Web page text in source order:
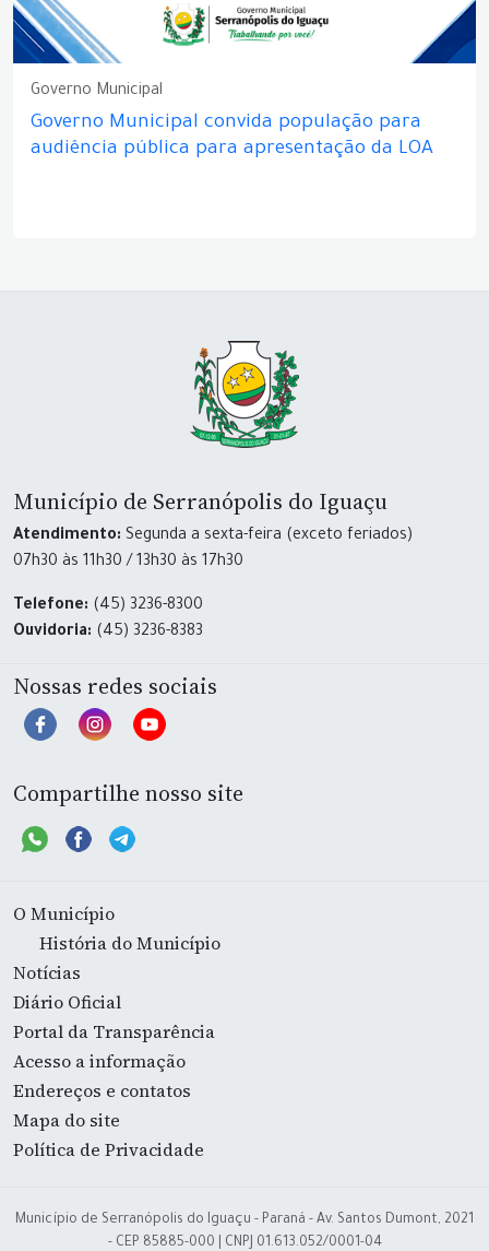
Governo Municipal
Governo Municipal convida população para
audiência pública para apresentação da LOA
Município de Serranópolis do Iguaçu
Atendimento: Segunda a sexta-feira (exceto feriados)
07h30 às 11h30 / 13h30 às 17h30
Telefone: (45) 3236-8300
Ouvidoria: (45) 3236-8383
Nossas redes sociais
Compartilhe nosso site
O Município
História do Município
Notícias
Diário Oficial
Portal da Transparência
Acesso a informação
Endereços e contatos
Mapa do site
Política de Privacidade
Município de Serranópolis do Iguaçu - Paraná - Av. Santos Dumont, 2021
- CEP 85885-000 | CNPJ 01.613.052/0001-04